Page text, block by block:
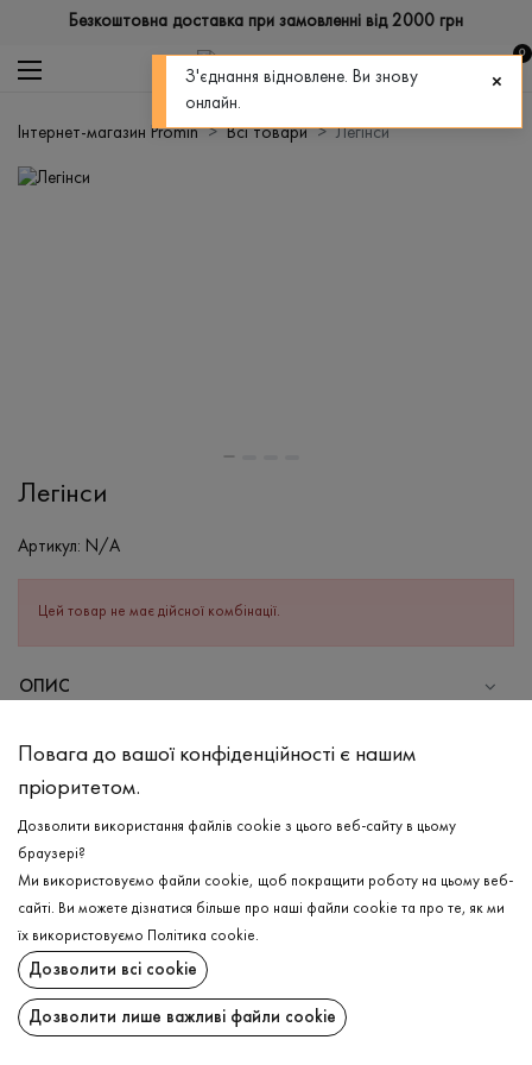
Безкоштовна доставка при замовленні від 2000 грн
0
Інтернет-магазин Promin Всі товари Легінси
Легінси
Артикул: N/A
Цей товар не має дійсної комбінації.
ОПИС
рожево-фіолетовому кольорі .Виріб еластичний, в ньому
відчувається свобода рухів, та водночас лосини гарно
лягають по фігурі. Мають практичну резинку на поясі, що
надійно тримається на талії. Виповнені в різних кольорах, від
базових- до максимально яскравих, тож можливо комбінувати
та експериментувати з образами!
СКЛАД
Бавовна - 95%, Еластан - 5%
ДОГЛЯД
ДОСТАВКА
ПОВЕРНЕННЯ
Повага до вашої конфіденційності є нашим
пріоритетом.
Дозволити використання файлів cookie з цього веб-сайту в цьому
браузері?
Ми використовуємо файли cookie, щоб покращити роботу на цьому веб-
сайті. Ви можете дізнатися більше про наші файли cookie та про те, як ми
їх використовуємо
Політика cookie.
Дозволити всі cookie
Дозволити лише важливі файли cookie
З'єднання відновлене. Ви знову
онлайн.